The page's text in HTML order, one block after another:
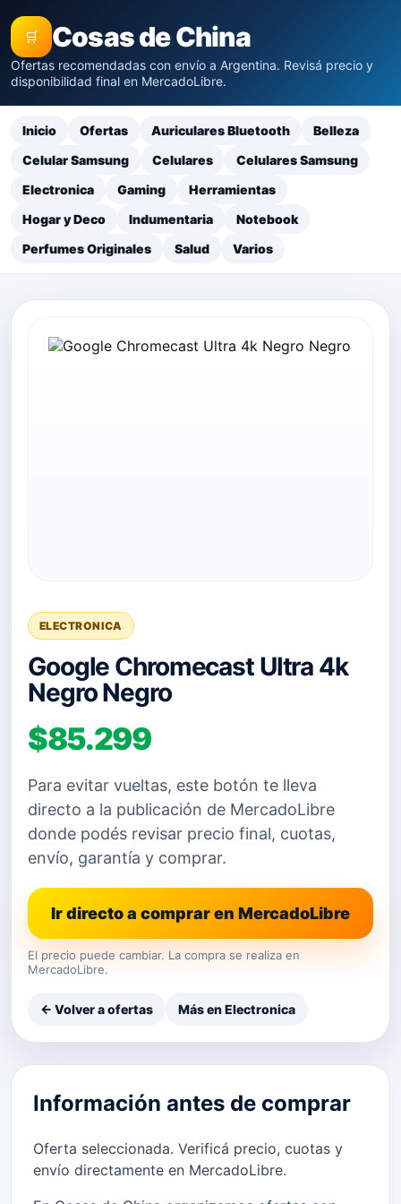
🛒 Cosas de China
Ofertas recomendadas con envío a Argentina. Revisá precio y
disponibilidad final en MercadoLibre.
Inicio Ofertas Auriculares Bluetooth
Belleza
Celular Samsung
Celulares
Celulares Samsung
Electronica
Gaming
Herramientas
Hogar y Deco
Indumentaria
Notebook
Perfumes Originales
Salud Varios
ELECTRONICA
Google Chromecast Ultra 4k
Negro Negro
$85.299
Para evitar vueltas, este botón te lleva
directo a la publicación de MercadoLibre
donde podés revisar precio final, cuotas,
envío, garantía y comprar.
Ir directo a comprar en MercadoLibre
El precio puede cambiar. La compra se realiza en
MercadoLibre.
← Volver a ofertas Más en Electronica
Información antes de comprar
Oferta seleccionada. Verificá precio, cuotas y
envío directamente en MercadoLibre.